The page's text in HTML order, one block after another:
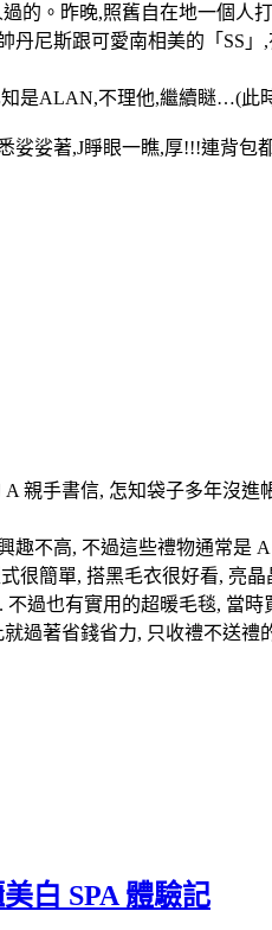
的。昨晚,照舊自在地一個人
丹尼斯跟可愛南相美的「SS
是ALAN,不理他,繼續瞇…(此
娑娑著,J睜眼一瞧,厚!!!連背包
親手書信, 怎知袋子多年沒
不高, 不過這些禮物通常是
很簡單, 搭黑毛衣很好看, 亮
過也有實用的超暖毛毯, 當
過著省錢省力, 只收禮不送禮
白 SPA 體驗記